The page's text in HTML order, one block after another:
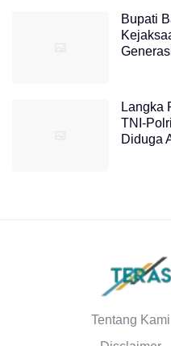
Bupati
Langka
TNI-
Diduga
Tentang Kami